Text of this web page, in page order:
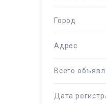
Город
Адрес
Всего
Дата